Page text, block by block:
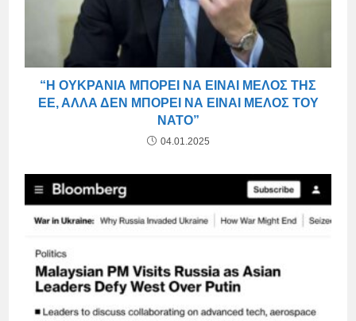
“Η ΟΥΚΡΑΝΊΑ ΜΠΟΡΕΊ ΝΑ ΕΊΝΑΙ ΜΈΛΟΣ ΤΗΣ
ΕΕ, ΑΛΛΆ ΔΕΝ ΜΠΟΡΕΊ ΝΑ ΕΊΝΑΙ ΜΈΛΟΣ ΤΟΥ
ΝΑΤΟ”
04.01.2025